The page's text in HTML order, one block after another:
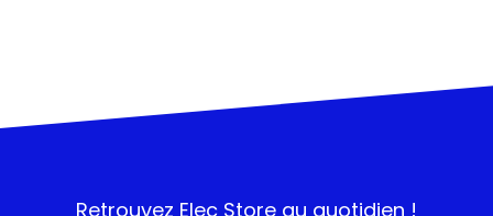
Retrouvez Elec Store au quotidien !